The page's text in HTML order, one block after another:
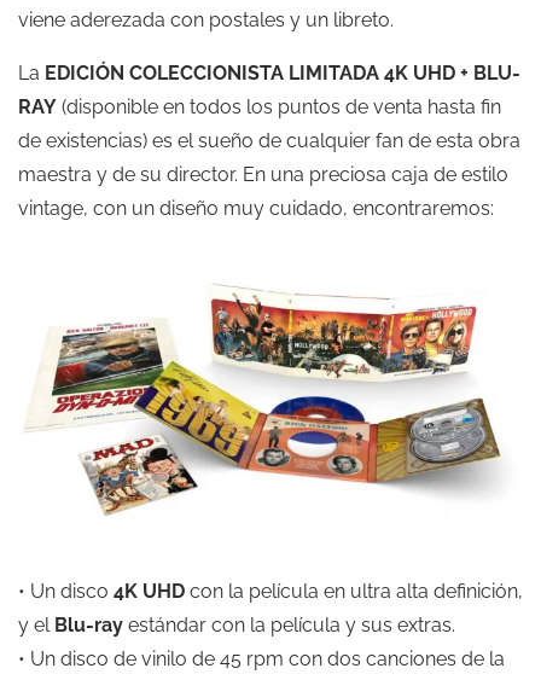
viene aderezada con postales y un libreto.
La EDICIÓN COLECCIONISTA LIMITADA 4K UHD + BLU-
RAY (disponible en todos los puntos de venta hasta fin
de existencias) es el sueño de cualquier fan de esta obra
maestra y de su director. En una preciosa caja de estilo
vintage, con un diseño muy cuidado, encontraremos:
• Un disco 4K UHD con la película en ultra alta definición,
y el Blu-ray estándar con la película y sus extras.
• Un disco de vinilo de 45 rpm con dos canciones de la